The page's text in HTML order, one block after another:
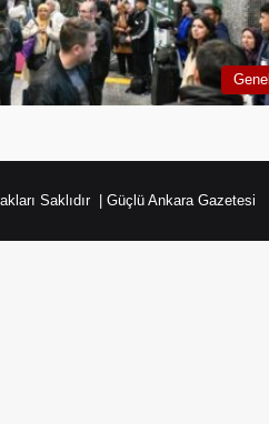
Genel
Saklıdır | Güçlü Ankara Gazetesi